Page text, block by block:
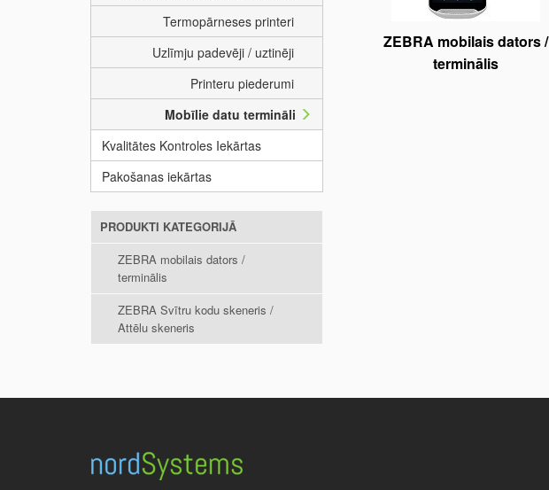
Termopārneses printeri
Uzlīmju padevēji / uztinēji
Printeru piederumi
Mobīlie datu termināli
Kvalitātes Kontroles Iekārtas
Pakošanas iekārtas
PRODUKTI KATEGORIJĀ
ZEBRA mobilais dators /
terminālis
ZEBRA Svītru kodu skeneris /
Attēlu skeneris
ZEBRA mobilais dators /
terminālis